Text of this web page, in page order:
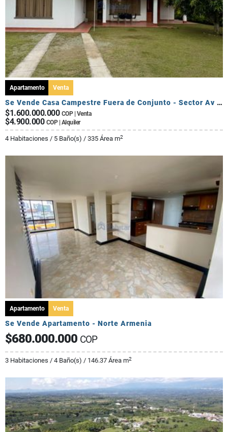
Apartamento Venta
Se Vende Casa Campestre Fuera de Conjunto - Sector Av Centenario
$1.600.000.000 COP | Venta
$4.900.000 COP | Alquiler
4 Habitaciones / 5 Baño(s) / 335 Área m2
Apartamento Venta
Se Vende Apartamento - Norte Armenia
$680.000.000 COP
3 Habitaciones / 4 Baño(s) / 146.37 Área m2